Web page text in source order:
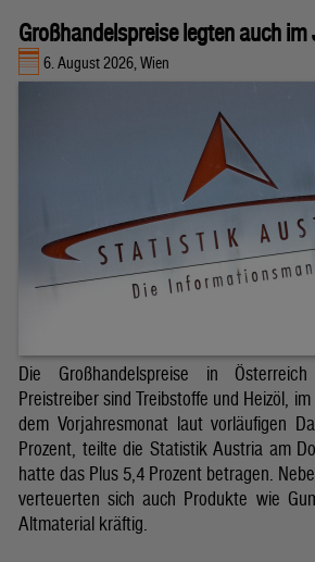
Großhandelspreise legten auch
6. August 2026, Wien
Die Großhandelspreise in
Preistreiber sind Treibstoffe und Heizöl,
dem Vorjahresmonat laut vorläufigen
Prozent, teilte die Statistik Austria am
hatte das Plus 5,4 Prozent betragen.
verteuerten sich auch Produkte wie
Altmaterial kräftig.